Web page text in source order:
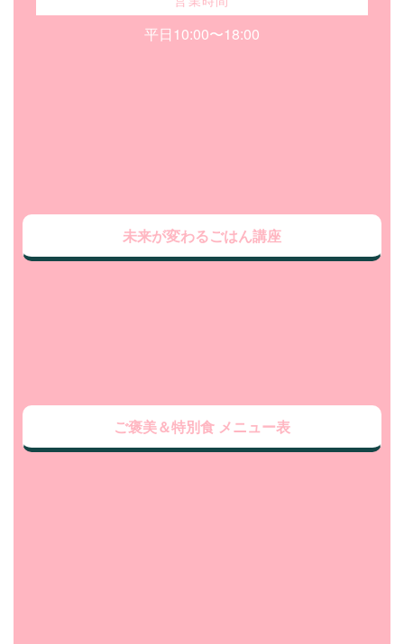
平日10:00〜18:00
未来が変わるごはん講座
ご褒美＆特別食 メニュー表